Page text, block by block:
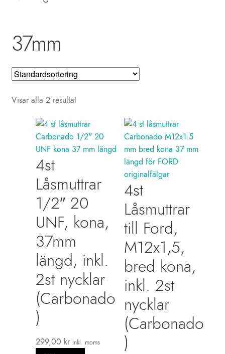
Kundtjänst
Info
37mm
Visar alla 2 resultat
4st
Låsmuttrar
1/2″ 20
UNF, kona,
37mm
längd, inkl.
2st nycklar
(Carbonado
)
299,00 kr inkl. moms
4st
Låsmuttrar
till Ford,
M12x1,5,
bred kona,
inkl. 2st
nycklar
(Carbonado
)